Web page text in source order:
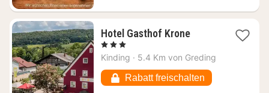
Hotel Gasthof Krone1
ab
162,62
€
, 3 Sterne
Kinding · 5.4 Km von Greding
Rabatt freischalten